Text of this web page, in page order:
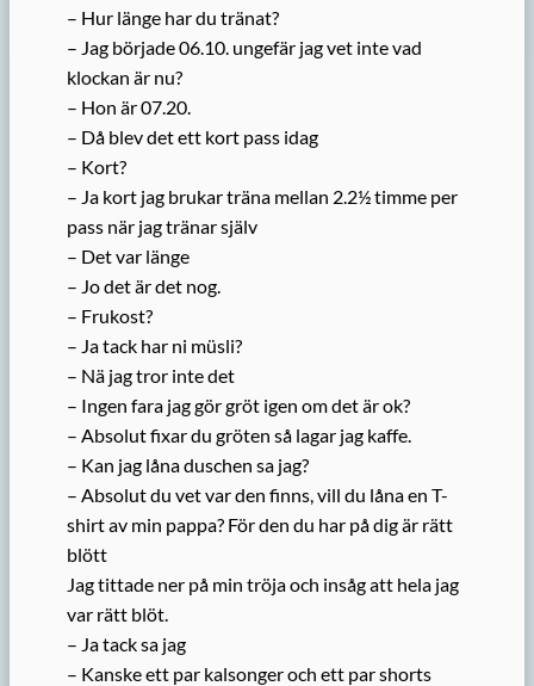
– Hur länge har du tränat?
– Jag började 06.10. ungefär jag vet inte vad
klockan är nu?
– Hon är 07.20.
– Då blev det ett kort pass idag
– Kort?
– Ja kort jag brukar träna mellan 2.2½ timme per
pass när jag tränar själv
– Det var länge
– Jo det är det nog.
– Frukost?
– Ja tack har ni müsli?
– Nä jag tror inte det
– Ingen fara jag gör gröt igen om det är ok?
– Absolut fixar du gröten så lagar jag kaffe.
– Kan jag låna duschen sa jag?
– Absolut du vet var den finns, vill du låna en T-
shirt av min pappa? För den du har på dig är rätt
blött
Jag tittade ner på min tröja och insåg att hela jag
var rätt blöt.
– Ja tack sa jag
– Kanske ett par kalsonger och ett par shorts